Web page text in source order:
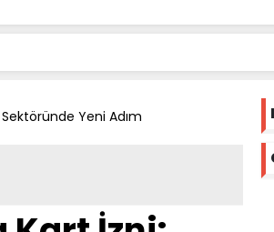
Yeni Adım